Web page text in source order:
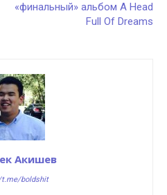
«финальный» альбом A Head
Full Of Dreams
Акишев
boldshit